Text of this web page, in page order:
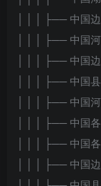
│ │ │ ├── 中国
│ │ │ ├── 中国
│ │ │ ├── 中国
│ │ │ ├── 中国
│ │ │ ├── 中国
│ │ │ ├── 中国
│ │ │ ├── 中国
│ │ │ ├── 中国